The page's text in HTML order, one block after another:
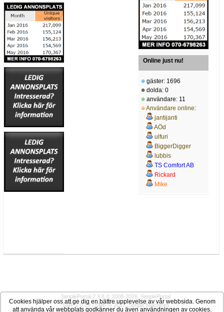
Online just nu!
gäster: 1696
dolda: 0
användare: 11
Användare online:
jantijanti
AÖd
ulfuri
BiggerDigger
lubbis
TS Comfort AB
Rickard
Mike
SimplePortal 2.3.8 © 2008-2026, SimplePortal
SMF 2.0.19|SMF © 2017,Simple Machines
Cookies hjälper oss att ge dig en bättre upplevelse av vår webbsida. Genom
att använda vår webbplats godkänner du även användningen av cookies.